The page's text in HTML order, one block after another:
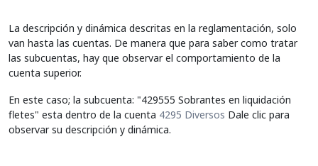
La descripción y dinámica descritas en la reglamentación, solo
van hasta las cuentas. De manera que para saber como tratar
las subcuentas, hay que observar el comportamiento de la
cuenta superior.
En este caso; la subcuenta: "429555 Sobrantes en liquidación
fletes" esta dentro de la cuenta 4295 Diversos Dale clic para
observar su descripción y dinámica.